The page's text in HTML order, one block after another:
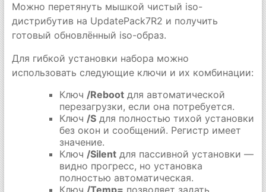
Можно перетянуть мышкой чистый iso-
дистрибутив на UpdatePack7R2 и получить
готовый обновлённый iso-образ.
Для гибкой установки набора можно
использовать следующие ключи и их комбинации:
Ключ /Rebootдля автоматической
перезагрузки, если она потребуется.
Ключ /Sдля полностью тихой установки
без окон и сообщений. Регистр имеет
значение.
Ключ /Silentдля пассивной установки —
видно прогресс, но установка
полностью автоматическая.
Ключ /Temp= позволяет задать